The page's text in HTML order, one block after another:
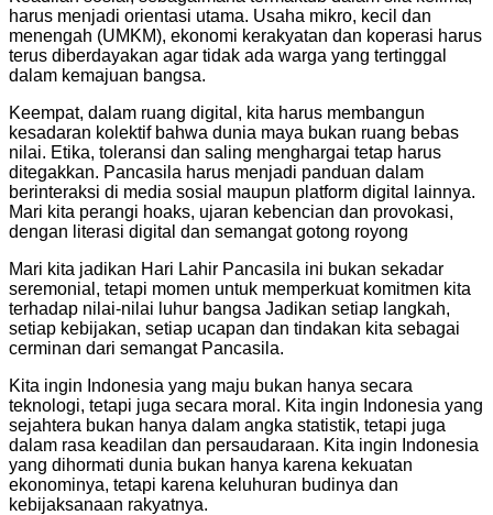
harus menjadi orientasi utama. Usaha mikro, kecil dan
menengah (UMKM), ekonomi kerakyatan dan koperasi harus
terus diberdayakan agar tidak ada warga yang tertinggal
dalam kemajuan bangsa.
Keempat, dalam ruang digital, kita harus membangun
kesadaran kolektif bahwa dunia maya bukan ruang bebas
nilai. Etika, toleransi dan saling menghargai tetap harus
ditegakkan. Pancasila harus menjadi panduan dalam
berinteraksi di media sosial maupun platform digital lainnya.
Mari kita perangi hoaks, ujaran kebencian dan provokasi,
dengan literasi digital dan semangat gotong royong
Mari kita jadikan Hari Lahir Pancasila ini bukan sekadar
seremonial, tetapi momen untuk memperkuat komitmen kita
terhadap nilai-nilai luhur bangsa Jadikan setiap langkah,
setiap kebijakan, setiap ucapan dan tindakan kita sebagai
cerminan dari semangat Pancasila.
Kita ingin Indonesia yang maju bukan hanya secara
teknologi, tetapi juga secara moral. Kita ingin Indonesia yang
sejahtera bukan hanya dalam angka statistik, tetapi juga
dalam rasa keadilan dan persaudaraan. Kita ingin Indonesia
yang dihormati dunia bukan hanya karena kekuatan
ekonominya, tetapi karena keluhuran budinya dan
kebijaksanaan rakyatnya.